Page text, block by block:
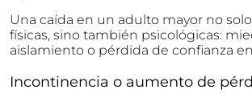
Una caída en un adulto mayor no
físicas, sino también psicológicas:
aislamiento o pérdida de confianza
Incontinencia o aumento de